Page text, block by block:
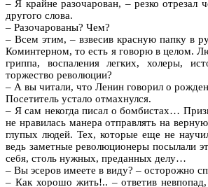
– Я крайне разочарован, – резко отрезал
другого слова.
– Разочарованы? Чем?
– Всем этим, – взвесив красную папку в
Коминтерном, то есть я говорю в целом.
гриппа, воспаления легких, холеры,
торжество революции?
– А вы читали, что Ленин говорил о
Посетитель устало отмахнулся.
– Я сам некогда писал о бомбистах…
не нравилась манера отправлять на
глупых людей. Тех, которые еще не
ведь заметные революционеры посылали
себя, столь нужных, преданных делу…
– Вы эсеров имеете в виду? – осторожно
– Как хорошо жить!.. – ответив невпопад,